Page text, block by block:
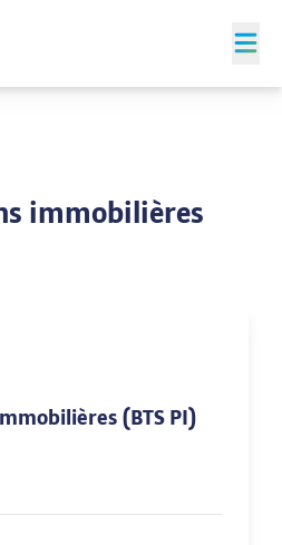
immobilières
(BTS PI)